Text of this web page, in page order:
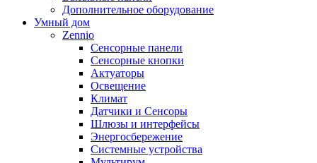
Дополнительное оборудование
Умный дом
Zennio
Сенсорные панели
Сенсорные кнопки
Актуаторы
Освещение
Климат
Датчики и Сенсоры
Шлюзы и интерфейсы
Энергосбережение
Системные устройства